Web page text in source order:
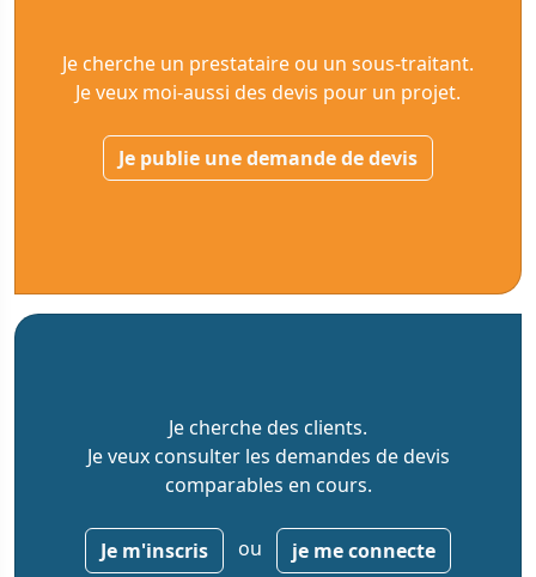
Je cherche un prestataire ou un sous-traitant.
Je veux moi-aussi des devis pour un projet.
Je publie une demande de devis
Je cherche des clients.
Je veux consulter les demandes de devis
comparables en cours.
Je m'inscris ou je me connecte